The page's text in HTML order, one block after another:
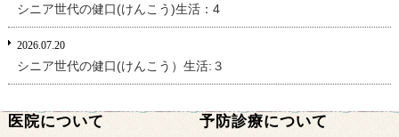
シニア世代の健口(けんこう)生活：4
2026.07.20
シニア世代の健口(けんこう）生活:３
医院について 予防診療について